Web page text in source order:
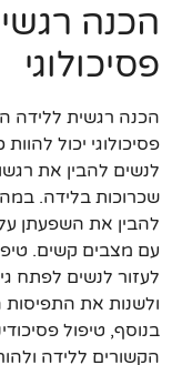
הכנה
פסיכולוגי
הכנה רגשית ללידה
פסיכולוגי יכול
לנשים להבין את
שכרוכות בלידה.
להבין את השפעתן
עם מצבים קשים.
לעזור לנשים לפתח
ולשנות את התפיסות
בנוסף, טיפול
הקשורים ללידה